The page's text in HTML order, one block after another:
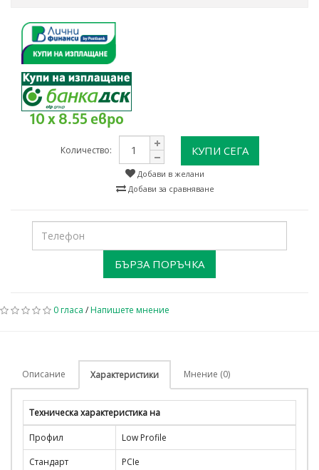
10 x 8.55 евро
Количество: КУПИ СЕГА
Добави в желани
Добави за сравняване
БЪРЗА ПОРЪЧКА
0 гласа /Напишете мнение
Описание Характеристики Мнение (0)
Техническа характеристика на
Профил
Low Profile
Стандарт
PCIe